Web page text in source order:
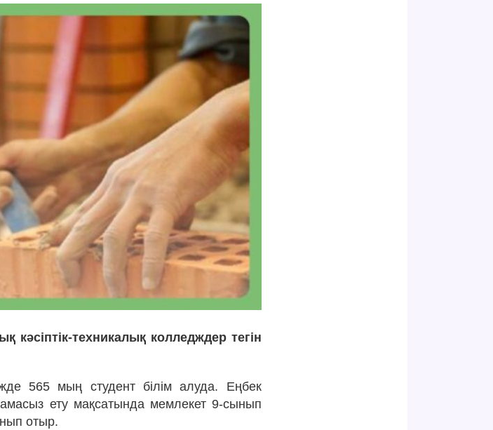
кәсіптік-техникалық колледждер тегін
565 мың студент білім алуда. Еңбек
ету мақсатында мемлекет 9-сынып
отыр.